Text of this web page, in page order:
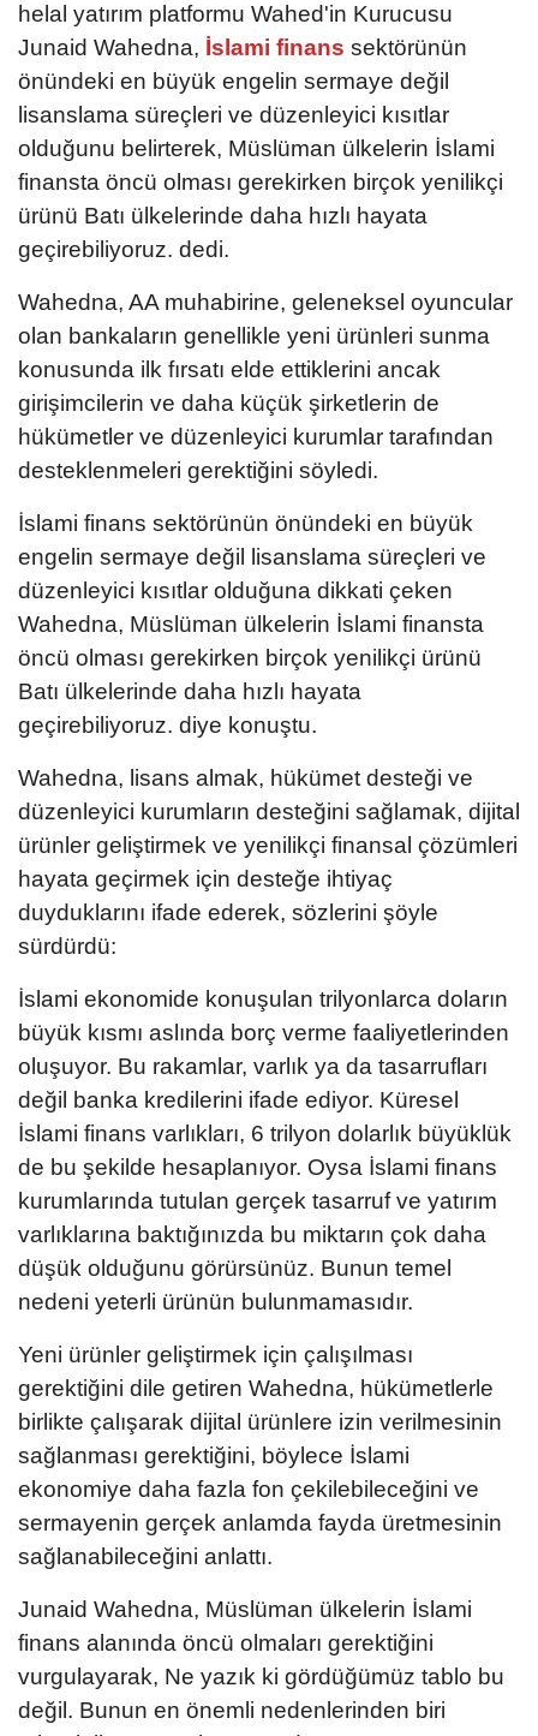
helal yatırım platformu Wahed'in Kurucusu
Junaid Wahedna, İslami finans sektörünün
önündeki en büyük engelin sermaye değil
lisanslama süreçleri ve düzenleyici kısıtlar
olduğunu belirterek, Müslüman ülkelerin İslami
finansta öncü olması gerekirken birçok yenilikçi
ürünü Batı ülkelerinde daha hızlı hayata
geçirebiliyoruz. dedi.
Wahedna, AA muhabirine, geleneksel oyuncular
olan bankaların genellikle yeni ürünleri sunma
konusunda ilk fırsatı elde ettiklerini ancak
girişimcilerin ve daha küçük şirketlerin de
hükümetler ve düzenleyici kurumlar tarafından
desteklenmeleri gerektiğini söyledi.
İslami finans sektörünün önündeki en büyük
engelin sermaye değil lisanslama süreçleri ve
düzenleyici kısıtlar olduğuna dikkati çeken
Wahedna, Müslüman ülkelerin İslami finansta
öncü olması gerekirken birçok yenilikçi ürünü
Batı ülkelerinde daha hızlı hayata
geçirebiliyoruz. diye konuştu.
Wahedna, lisans almak, hükümet desteği ve
düzenleyici kurumların desteğini sağlamak, dijital
ürünler geliştirmek ve yenilikçi finansal çözümleri
hayata geçirmek için desteğe ihtiyaç
duyduklarını ifade ederek, sözlerini şöyle
sürdürdü:
İslami ekonomide konuşulan trilyonlarca doların
büyük kısmı aslında borç verme faaliyetlerinden
oluşuyor. Bu rakamlar, varlık ya da tasarrufları
değil banka kredilerini ifade ediyor. Küresel
İslami finans varlıkları, 6 trilyon dolarlık büyüklük
de bu şekilde hesaplanıyor. Oysa İslami finans
kurumlarında tutulan gerçek tasarruf ve yatırım
varlıklarına baktığınızda bu miktarın çok daha
düşük olduğunu görürsünüz. Bunun temel
nedeni yeterli ürünün bulunmamasıdır.
Yeni ürünler geliştirmek için çalışılması
gerektiğini dile getiren Wahedna, hükümetlerle
birlikte çalışarak dijital ürünlere izin verilmesinin
sağlanması gerektiğini, böylece İslami
ekonomiye daha fazla fon çekilebileceğini ve
sermayenin gerçek anlamda fayda üretmesinin
sağlanabileceğini anlattı.
Junaid Wahedna, Müslüman ülkelerin İslami
finans alanında öncü olmaları gerektiğini
vurgulayarak, Ne yazık ki gördüğümüz tablo bu
değil. Bunun en önemli nedenlerinden biri